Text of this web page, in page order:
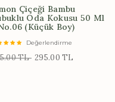
Çiçeği Bambu
Oda Kokusu 50 Ml
(Küçük Boy)
Değerlendirme
TL 295.00 TL